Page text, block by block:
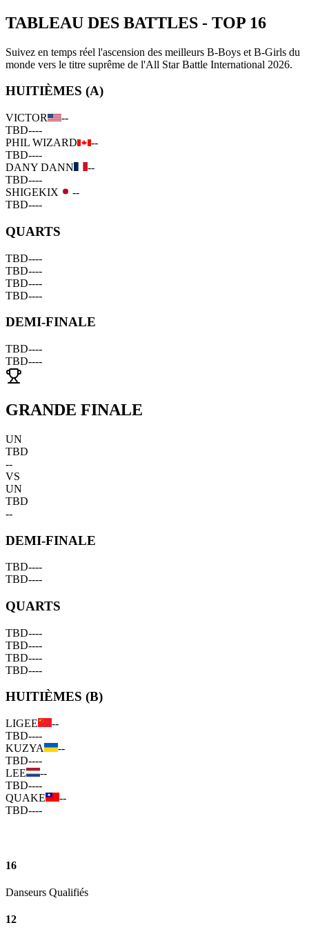
TABLEAU DES BATTLES - TOP 16
Suivez en temps réel l'ascension des meilleurs B-Boys et B-Girls du
monde vers le titre suprême de l'All Star Battle International 2026.
HUITIÈMES (A)
VICTOR
--
TBD----
PHIL WIZARD
--
TBD----
DANY DANN
--
TBD----
SHIGEKIX
--
TBD----
QUARTS
TBD----
TBD----
TBD----
TBD----
DEMI-FINALE
TBD----
TBD----
GRANDE FINALE
UN
TBD
--
VS
UN
TBD
--
DEMI-FINALE
TBD----
TBD----
QUARTS
TBD----
TBD----
TBD----
TBD----
HUITIÈMES (B)
LIGEE
--
TBD----
KUZYA
--
TBD----
LEE
--
TBD----
QUAKE
--
TBD----
16
Danseurs Qualifiés
12